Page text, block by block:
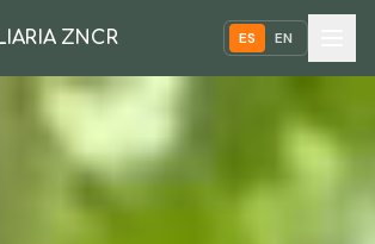
ZNCR ES EN